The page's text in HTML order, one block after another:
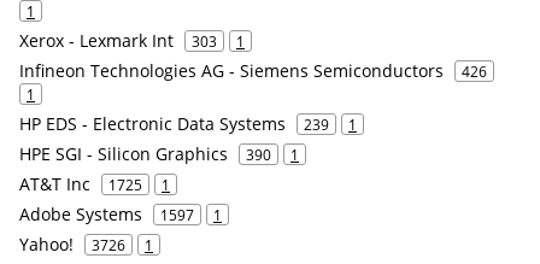
1
Xerox - Lexmark Int 303 1
Infineon Technologies AG - Siemens Semiconductors
426
1
HP EDS - Electronic Data Systems 239 1
HPE SGI - Silicon Graphics 390 1
AT&T Inc 1725 1
Adobe Systems 1597 1
Yahoo! 3726 1